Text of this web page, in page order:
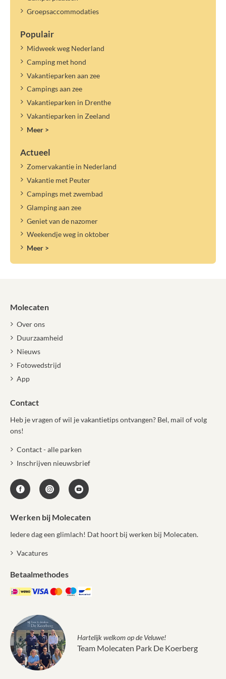
Groepsaccommodaties
Populair
Midweek weg Nederland
Camping met hond
Vakantieparken aan zee
Campings aan zee
Vakantieparken in Drenthe
Vakantieparken in Zeeland
Meer >
Actueel
Zomervakantie in Nederland
Vakantie met Peuter
Campings met zwembad
Glamping aan zee
Geniet van de nazomer
Weekendje weg in oktober
Meer >
Molecaten
Over ons
Duurzaamheid
Nieuws
Fotowedstrijd
App
Contact
Heb je vragen of wil je vakantietips ontvangen? Bel, mail of volg
ons!
Contact - alle parken
Inschrijven nieuwsbrief
Werken bij Molecaten
Iedere dag een glimlach! Dat hoort bij werken bij Molecaten.
Vacatures
Betaalmethodes
Hartelijk welkom op de Veluwe!
Team Molecaten Park De Koerberg